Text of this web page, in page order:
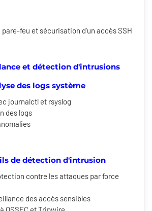
pare-feu et sécurisation d'un accès SSH
et détection d'intrusions
des logs système
journalctl et rsyslog
des logs
de détection d'intrusion
contre les attaques par force
des accès sensibles